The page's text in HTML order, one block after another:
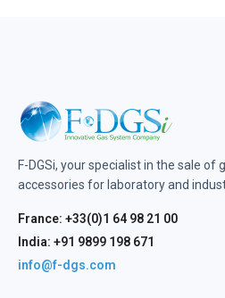
F-DGSi, your specialist in the sale of
accessories for laboratory and
France: +33(0)1 64 98 21 00
India: +91 9899 198 671
info@f-dgs.com